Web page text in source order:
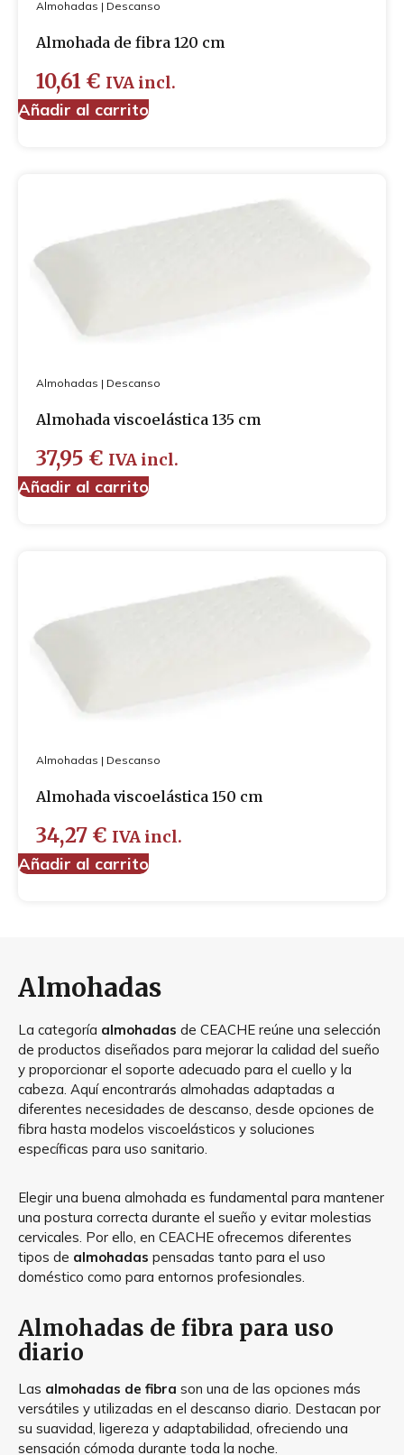
Almohadas | Descanso
Almohada de fibra 120 cm
10,61 € IVA incl.
Añadir al carrito
Almohadas | Descanso
Almohada viscoelástica 135 cm
37,95 € IVA incl.
Añadir al carrito
Almohadas | Descanso
Almohada viscoelástica 150 cm
34,27 € IVA incl.
Añadir al carrito
Almohadas
La categoría almohadas de CEACHE reúne una selección
de productos diseñados para mejorar la calidad del sueño
y proporcionar el soporte adecuado para el cuello y la
cabeza. Aquí encontrarás almohadas adaptadas a
diferentes necesidades de descanso, desde opciones de
fibra hasta modelos viscoelásticos y soluciones
específicas para uso sanitario.
Elegir una buena almohada es fundamental para mantener
una postura correcta durante el sueño y evitar molestias
cervicales. Por ello, en CEACHE ofrecemos diferentes
tipos de almohadas pensadas tanto para el uso
doméstico como para entornos profesionales.
Almohadas de fibra para uso
diario
Las almohadas de fibra son una de las opciones más
versátiles y utilizadas en el descanso diario. Destacan por
su suavidad, ligereza y adaptabilidad, ofreciendo una
sensación cómoda durante toda la noche.